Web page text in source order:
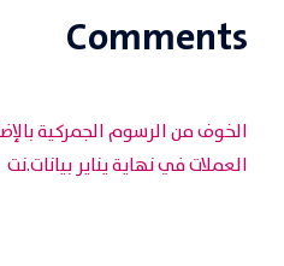
Comments
الخوف من الرسوم الجمركية
العملات في نهاية يناير بيانات.نت